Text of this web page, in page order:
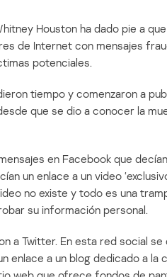
Houston ha dado pie a
de Internet con mensajes
potenciales.
tiempo y comenzaron a
que se dio a conocer la
en Facebook que decían
un enlace a un video
no existe y todo es una
su información personal.
a Twitter. En esta red social se
enlace a un blog dedicado a